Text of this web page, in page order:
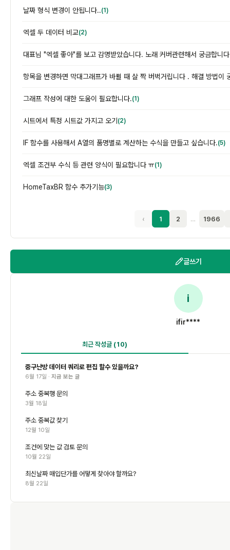
날짜 형식 변경이 안됩니다..(1)
엑셀 두 데이터 비교(2)
대표님 "엑셀 좋아"를 보고 감명받았습니다. 노래 커버관련해서 궁금합니
항목을 변경하면 막대그래프가 바뀔 때 살 짝 버벅거립니다 . 해결 방법이
그래프 작성에 대한 도움이 필요합니다.(1)
시트에서 특정 시트값 가지고 오기 (2)
IF 함수를 사용해서 A열의 품명별로 계산하는 수식을 만들고 싶습니다.(5)
엑셀 조건부 수식 등 관련 양식이 필요합니다 ㅠ(1)
HomeTaxBR 함수 추가기능(3)
‹ 1 2 … 1966
글쓰기
i
ifir****
최근 작성글 (10)
중구난방 데이터 쿼리로 편집 할수 있을까요?
6월 17일 · 지금 보는 글
주소 중복행 문의
3월 18일
주소 중복값 찾기
12월 10일
조건에 맞는 값 검토 문의
10월 22일
최신날짜 매입단가를 어떻게 찾아야 할까요?
8월 22일